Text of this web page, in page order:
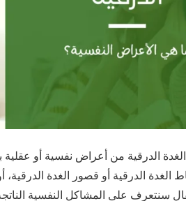
الدرقية من أعراض نفسية أو
الدرقية أو قصور الغدة الدرقية،
سنتعرف على المشاكل النفسية